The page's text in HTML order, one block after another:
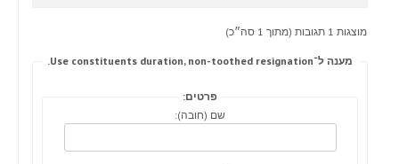
מוצגות 1 תגובות (מתוך 1 סה״כ)
מענה ל־Use constituents duration, non-toothed resignation.
פרטים:
שם (חובה):